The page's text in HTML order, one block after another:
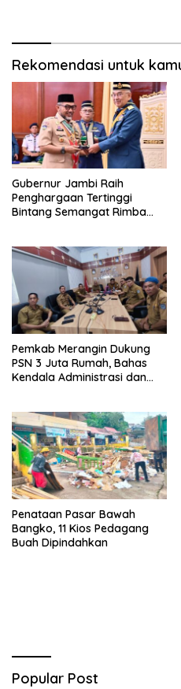
Rekomendasi untuk
Gubernur Jambi Raih
Penghargaan Tertinggi
Bintang Semangat Rimba
Pemkab Merangin Dukung
PSN 3 Juta Rumah, Bahas
Kendala Administrasi dan
Penataan Pasar Bawah
Bangko, 11 Kios Pedagang
Buah Dipindahkan
Popular Post